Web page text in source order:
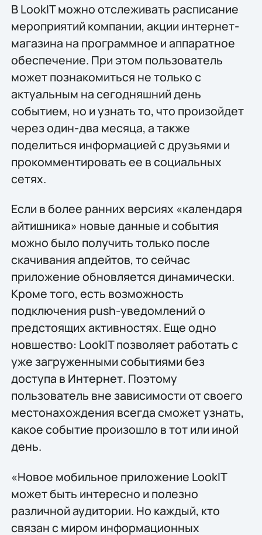
В LookIT можно отслеживать расписание
мероприятий компании, акции интернет-
магазина на программное и аппаратное
обеспечение. При этом пользователь
может познакомиться не только с
актуальным на сегодняшний день
событием, но и узнать то, что произойдет
через один-два месяца, а также
поделиться информацией с друзьями и
прокомментировать ее в социальных
сетях.
Если в более ранних версиях «календаря
айтишника» новые данные и события
можно было получить только после
скачивания апдейтов, то сейчас
приложение обновляется динамически.
Кроме того, есть возможность
подключения push-уведомлений о
предстоящих активностях. Еще одно
новшество: LookIT позволяет работать с
уже загруженными событиями без
доступа в Интернет. Поэтому
пользователь вне зависимости от своего
местонахождения всегда сможет узнать,
какое событие произошло в тот или иной
день.
«Новое мобильное приложение LookIT
может быть интересно и полезно
различной аудитории. Но каждый, кто
связан с миром информационных